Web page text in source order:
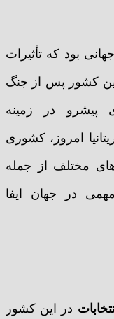
بود که تأثیرات
کشور پس از جنگ
پیشرو در زمینه
امروز، کشوری
مختلف از جمله
در جهان ایفا
در این کشور